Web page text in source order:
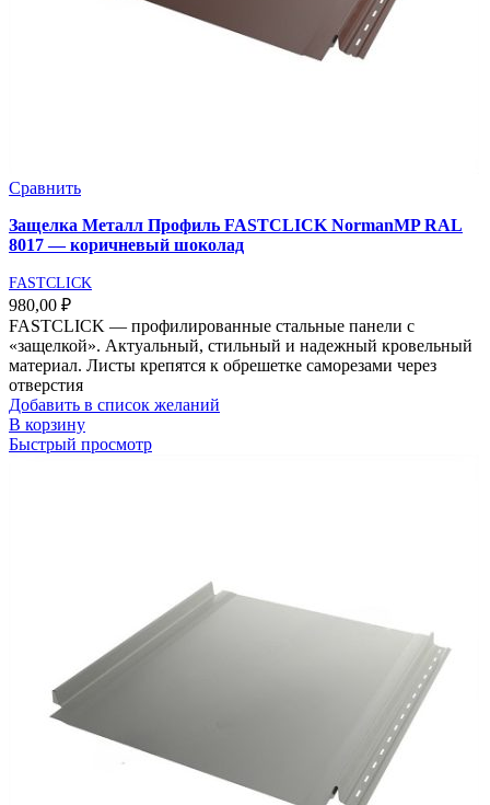
Сравнить
Защелка Металл Профиль FASTCLICK NormanMP RAL
8017 — коричневый шоколад
FASTCLICK
980,00 ₽
FASTCLICK — профилированные стальные панели с
«защелкой». Актуальный, стильный и надежный кровельный
материал. Листы крепятся к обрешетке саморезами через
отверстия
Добавить в список желаний
В корзину
Быстрый просмотр